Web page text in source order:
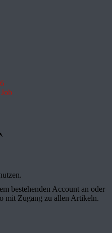
bestehenden Account an oder
mit Zugang zu allen Artikeln.